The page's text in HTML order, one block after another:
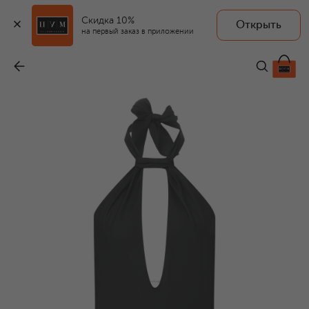
Скидка 10%
на первый заказ в приложении
Открыть
41 860 ₽